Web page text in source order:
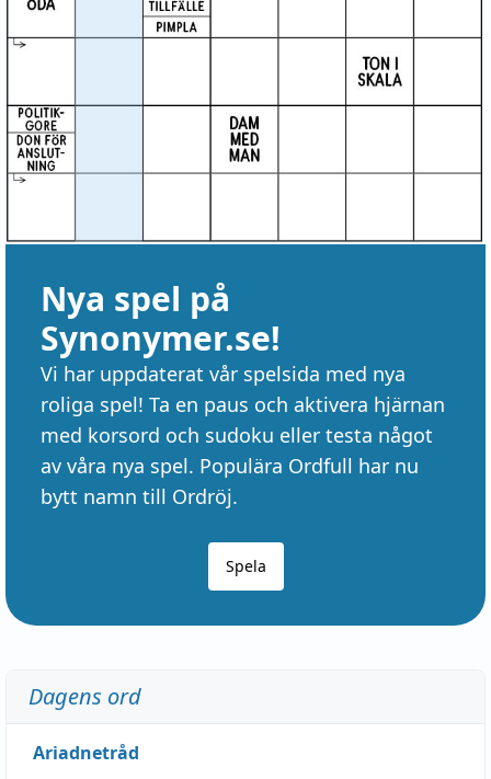
Nya spel på
Synonymer.se!
Vi har uppdaterat vår spelsida med nya
roliga spel! Ta en paus och aktivera hjärnan
med korsord och sudoku eller testa något
av våra nya spel. Populära Ordfull har nu
bytt namn till Ordröj.
Spela
Dagens ord
Ariadnetråd